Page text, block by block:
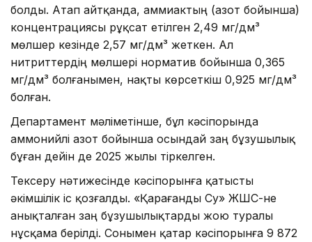
болды. Атап айтқанда, аммиактың (азот бойынша)
концентрациясы рұқсат етілген 2,49 мг/дм³
мөлшер кезінде 2,57 мг/дм³ жеткен. Ал
нитриттердің мөлшері норматив бойынша 0,365
мг/дм³ болғанымен, нақты көрсеткіш 0,925 мг/дм³
болған.
Департамент мәліметінше, бұл кәсіпорында
аммонийлі азот бойынша осындай заң бұзушылық
бұған дейін де 2025 жылы тіркелген.
Тексеру нәтижесінде кәсіпорынға қатысты
әкімшілік іс қозғалды. «Қарағанды Су» ЖШС-не
анықталған заң бұзушылықтарды жою туралы
нұсқама берілді. Сонымен қатар кәсіпорынға 9 872